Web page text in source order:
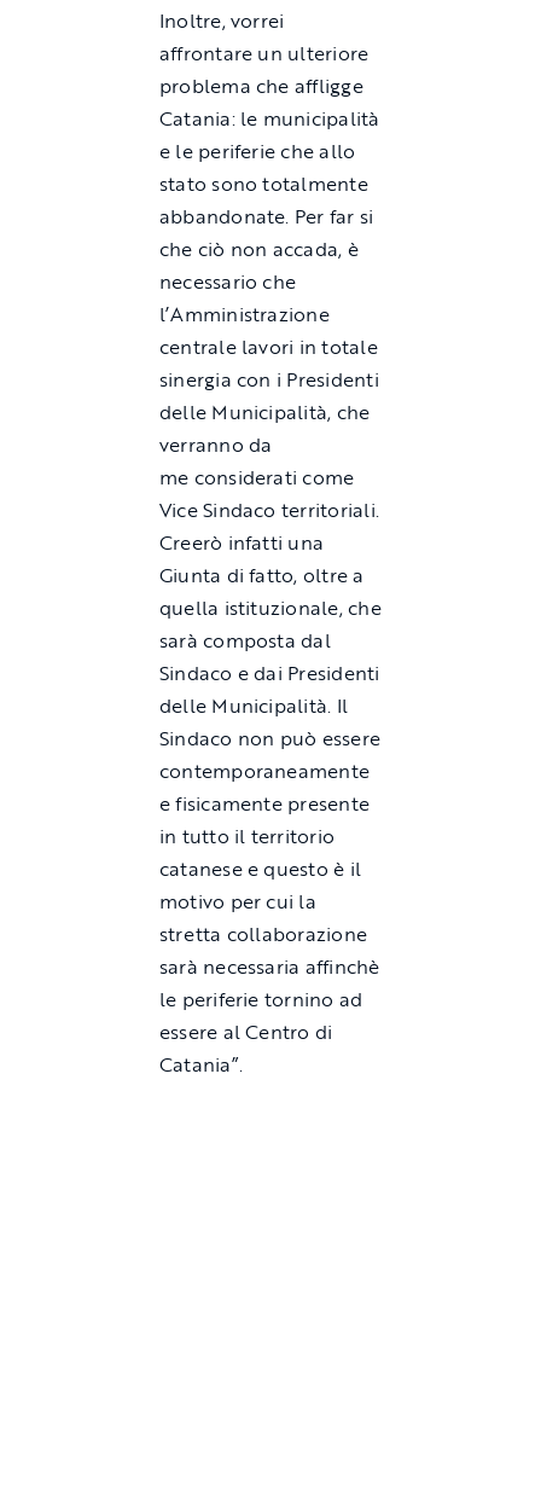
Inoltre, vorrei
affrontare un ulteriore
problema che affligge
Catania: le municipalità
e le periferie che allo
stato sono totalmente
abbandonate. Per far si
che ciò non accada, è
necessario che
l’Amministrazione
centrale lavori in totale
sinergia con i Presidenti
delle Municipalità, che
verranno da
me considerati come
Vice Sindaco territoriali.
Creerò infatti una
Giunta di fatto, oltre a
quella istituzionale, che
sarà composta dal
Sindaco e dai Presidenti
delle Municipalità. Il
Sindaco non può essere
contemporaneamente
e fisicamente presente
in tutto il territorio
catanese e questo è il
motivo per cui la
stretta collaborazione
sarà necessaria affinchè
le periferie tornino ad
essere al Centro di
Catania”.